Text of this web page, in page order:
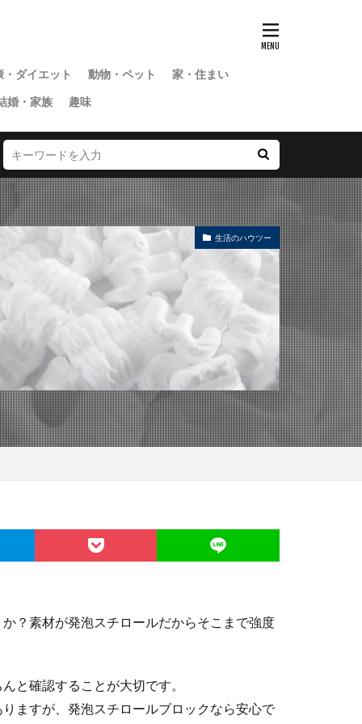
・ダイエット 動物・ペット
家・住まい
婚・家族
趣味
生活のハウツー
？素材が発泡スチロールだからそこまで強度
と確認することが大切です。
ますが、発泡スチロールブロックなら安心で